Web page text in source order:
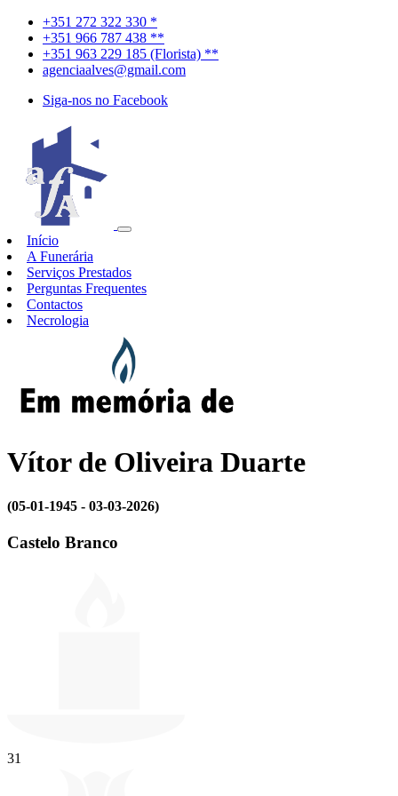
+351 272 322 330 *
+351 966 787 438 **
+351 963 229 185 (Florista) **
agenciaalves@gmail.com
Siga-nos no Facebook
Início
A Funerária
Serviços Prestados
Perguntas Frequentes
Contactos
Necrologia
Vítor de Oliveira Duarte
(05-01-1945 - 03-03-2026)
Castelo Branco
31